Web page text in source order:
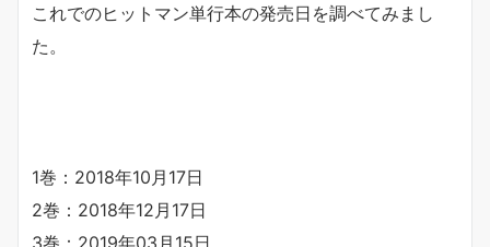
これでのヒットマン単行本の発売日を調べてみまし
た。
1巻：2018年10月17日
2巻：2018年12月17日
3巻：2019年03月15日